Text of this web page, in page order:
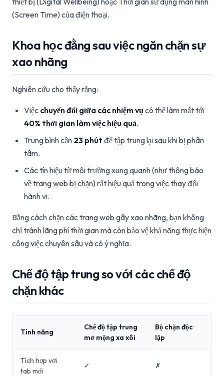
(Screen Time) của điện thoại.
Khoa học đằng sau việc ngăn chặn sự
xao nhãng
Nghiên cứu cho thấy rằng:
Việc chuyển đổi giữa các nhiệm vụcó thể làm mất tới
40% thời gian làm việc hiệu quả.
Trung bình cần 23 phút để tập trung lại sau khi bị phân
tâm.
Các tín hiệu từ môi trường xung quanh (như thông báo
về trang web bị chặn) rất hiệu quả trong việc thay đổi
hành vi.
Bằng cách chặn các trang web gây xao nhãng, bạn không
chỉ tránh lãng phí thời gian mà còn bảo vệ khả năng thực hiện
công việc chuyên sâu và có ý nghĩa.
Chế độ tập trung so với các chế độ
chặn khác
Tính năng
Chế độ tập trung
mơ mộng xa xôi
Bộ chặn độc
lập
Tích hợp với
tab mới
✓ ✗